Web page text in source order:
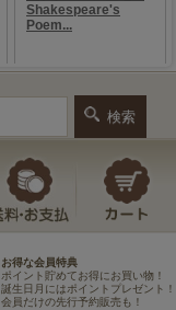
お得な会員特典
ポイント貯めてお得にお買い物！
誕生日月にはポイントプレゼント！
会員だけの先行予約販売も！